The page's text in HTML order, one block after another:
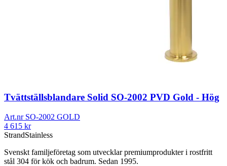
Tvättställsblandare Solid SO-2002 PVD Gold - Hög
Art.nr SO-2002 GOLD
4 615 kr
StrandStainless
Svenskt familjeföretag som utvecklar premiumprodukter i rostfritt
stål 304 för kök och badrum. Sedan 1995.